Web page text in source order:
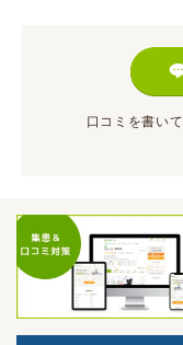
口コミを書いて